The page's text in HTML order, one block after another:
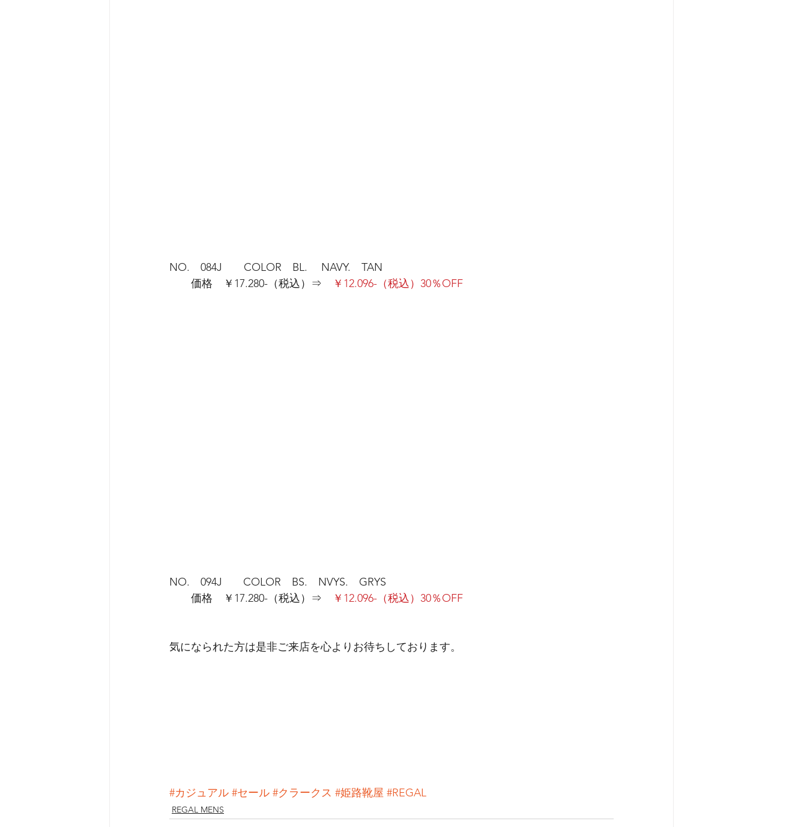
NO.　084J　　COLOR　BL.　 NAVY.　TAN
価格　￥17.280-（税込）⇒
￥12.096-（税込）30％OFF
NO.　094J       COLOR　BS.　NVYS.　GRYS
価格　￥17.280-（税込）⇒
￥12.096-（税込）30％OFF
気になられた方は是非ご来店を心よりお待ちしております。
#カジュアル #セール #クラークス #姫路靴屋 #REGAL
REGAL MENS